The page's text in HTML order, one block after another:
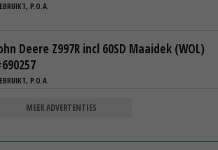
P.O.A.
Deere Z997R incl 60SD Maaidek (WOL)
P.O.A.
MEER ADVERTENTIES